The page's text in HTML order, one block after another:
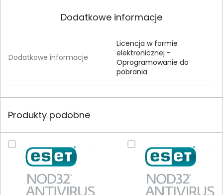
Dodatkowe informacje
Dodatkowe informacje
Licencja w formie
elektronicznej -
Oprogramowanie do
pobrania
Produkty podobne